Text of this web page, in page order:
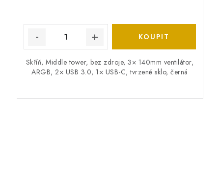
Skříň, Middle tower, bez zdroje, 3× 140mm ventilátor,
ARGB, 2× USB 3.0, 1× USB-C, tvrzené sklo, černá